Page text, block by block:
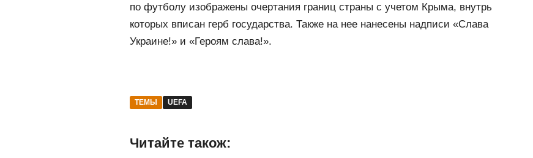
по футболу изображены очертания границ страны с учетом Крыма, внутрь
которых вписан герб государства. Также на нее нанесены надписи «Слава
Украине!» и «Героям слава!».
ТЕМЫ UEFA
Читайте також: